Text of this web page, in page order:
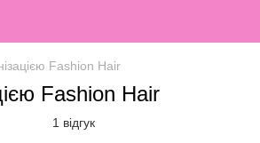
Fashion Hair
Fashion Hair
1 відгук